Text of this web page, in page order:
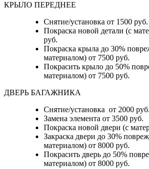
КРЫЛО ПЕРЕДНЕЕ
Снятие/установка от 1500 руб.
Покраска новой детали (с
руб.
Покраска крыла до 30%
материалом) от 7500 руб.
Покрасить крыло до 50%
материалом) от 7500 руб.
ДВЕРЬ БАГАЖНИКА
Снятие/установка от 2000 руб.
Замена элемента от 3500 руб.
Покраска новой двери (с
Закраска двери до 30%
материалом) от 8000 руб.
Покрасить дверь до 50%
материалом) от 8000 руб.